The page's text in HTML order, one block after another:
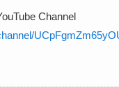
Channel